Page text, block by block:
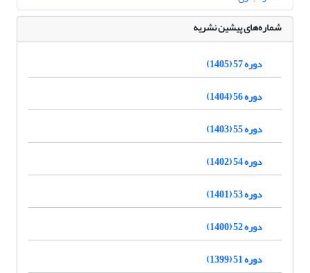
شماره‌های پیشین نشریه
دوره 57 (1405)
دوره 56 (1404)
دوره 55 (1403)
دوره 54 (1402)
دوره 53 (1401)
دوره 52 (1400)
دوره 51 (1399)